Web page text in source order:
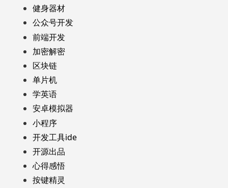
健身器材
公众号开发
前端开发
加密解密
区块链
单片机
学英语
安卓模拟器
小程序
开发工具ide
开源出品
心得感悟
按键精灵